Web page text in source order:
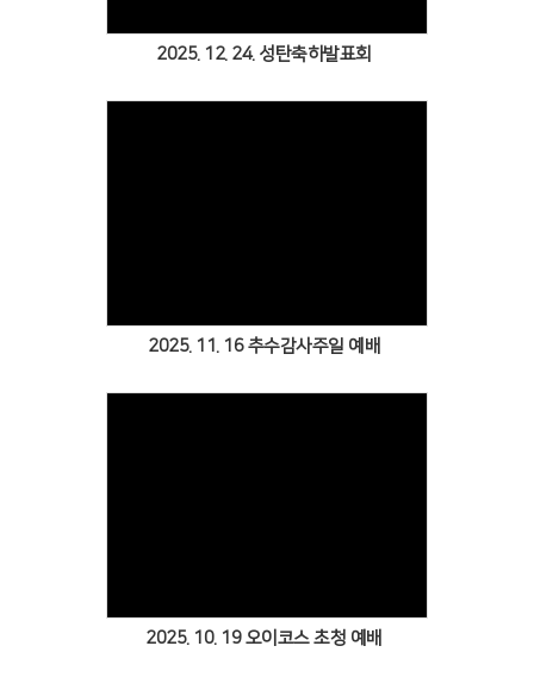
2025. 12. 24. 성탄축하발표회
2025. 11. 16 추수감사주일 예배
2025. 10. 19 오이코스 초청 예배